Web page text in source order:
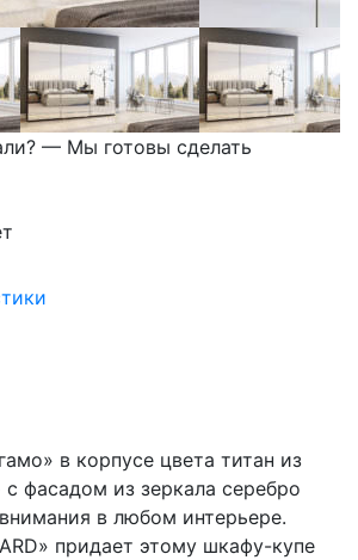
— Мы готовы сделать
в корпусе цвета титан из
фасадом из зеркала серебро
в любом интерьере.
придает этому шкафу-купе